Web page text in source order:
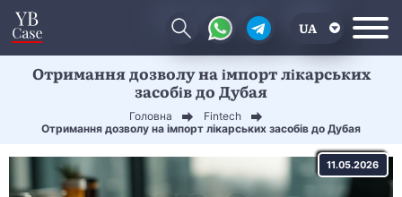
UA
EN
Отримання дозволу на імпорт лікарських
засобів до Дубая
Головна
Fintech
Отримання дозволу на імпорт лікарських засобів до Дубая
11.05.2026